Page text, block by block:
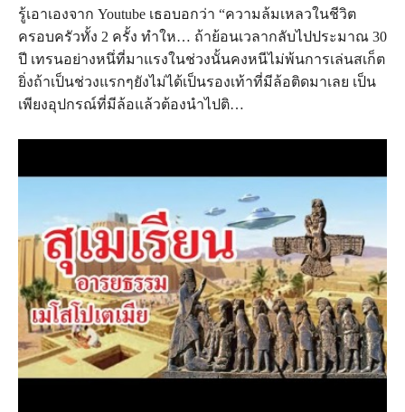
รู้เอาเองจาก Youtube เธอบอกว่า “ความล้มเหลวในชีวิต
ครอบครัวทั้ง 2 ครั้ง ทำให… ถ้าย้อนเวลากลับไปประมาณ 30
ปี เทรนอย่างหนึ่ที่มาแรงในช่วงนั้นคงหนีไม่พ้นการเล่นสเก็ต
ยิ่งถ้าเป็นช่วงแรกๆยังไม่ได้เป็นรองเท้าที่มีล้อติดมาเลย เป็น
เพียงอุปกรณ์ที่มีล้อแล้วต้องนำไปติ…